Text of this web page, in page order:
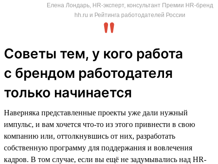
Елена Лондарь, HR-эксперт, консультант Премии HR-бренд
hh.ru и Рейтинга работодателей России
Советы тем, у кого работа
с брендом работодателя
только начинается
Наверняка представленные проекты уже дали нужный
импульс, и вам хочется что-то из этого привнести в свою
компанию или, оттолкнувшись от них, разработать
собственную программу для поддержания и вовлечения
кадров. В том случае, если вы ещё не задумывались над HR-